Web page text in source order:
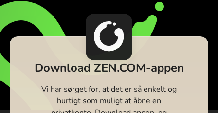
Download ZEN.COM-appen
Vi har sørget for, at det er så enkelt og
hurtigt som muligt at åbne en